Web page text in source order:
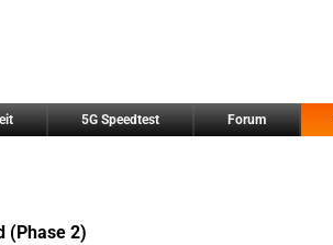
5G Speedtest Forum
(Phase 2)